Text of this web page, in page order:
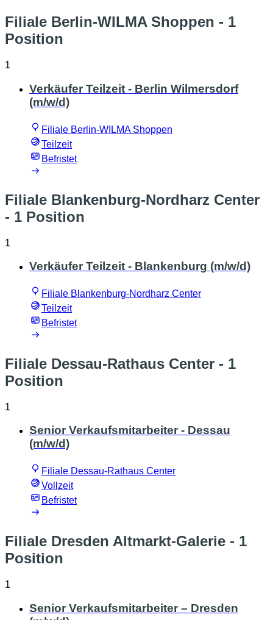
Filiale Berlin-WILMA Shoppen - 1
Position
1
Verkäufer Teilzeit - Berlin Wilmersdorf
(m/w/d)
Filiale Berlin-WILMA Shoppen
Teilzeit
Befristet
Filiale Blankenburg-Nordharz Center
- 1 Position
1
Verkäufer Teilzeit - Blankenburg (m/w/d)
Filiale Blankenburg-Nordharz Center
Teilzeit
Befristet
Filiale Dessau-Rathaus Center - 1
Position
1
Senior Verkaufsmitarbeiter - Dessau
(m/w/d)
Filiale Dessau-Rathaus Center
Vollzeit
Befristet
Filiale Dresden Altmarkt-Galerie - 1
Position
1
Senior Verkaufsmitarbeiter – Dresden